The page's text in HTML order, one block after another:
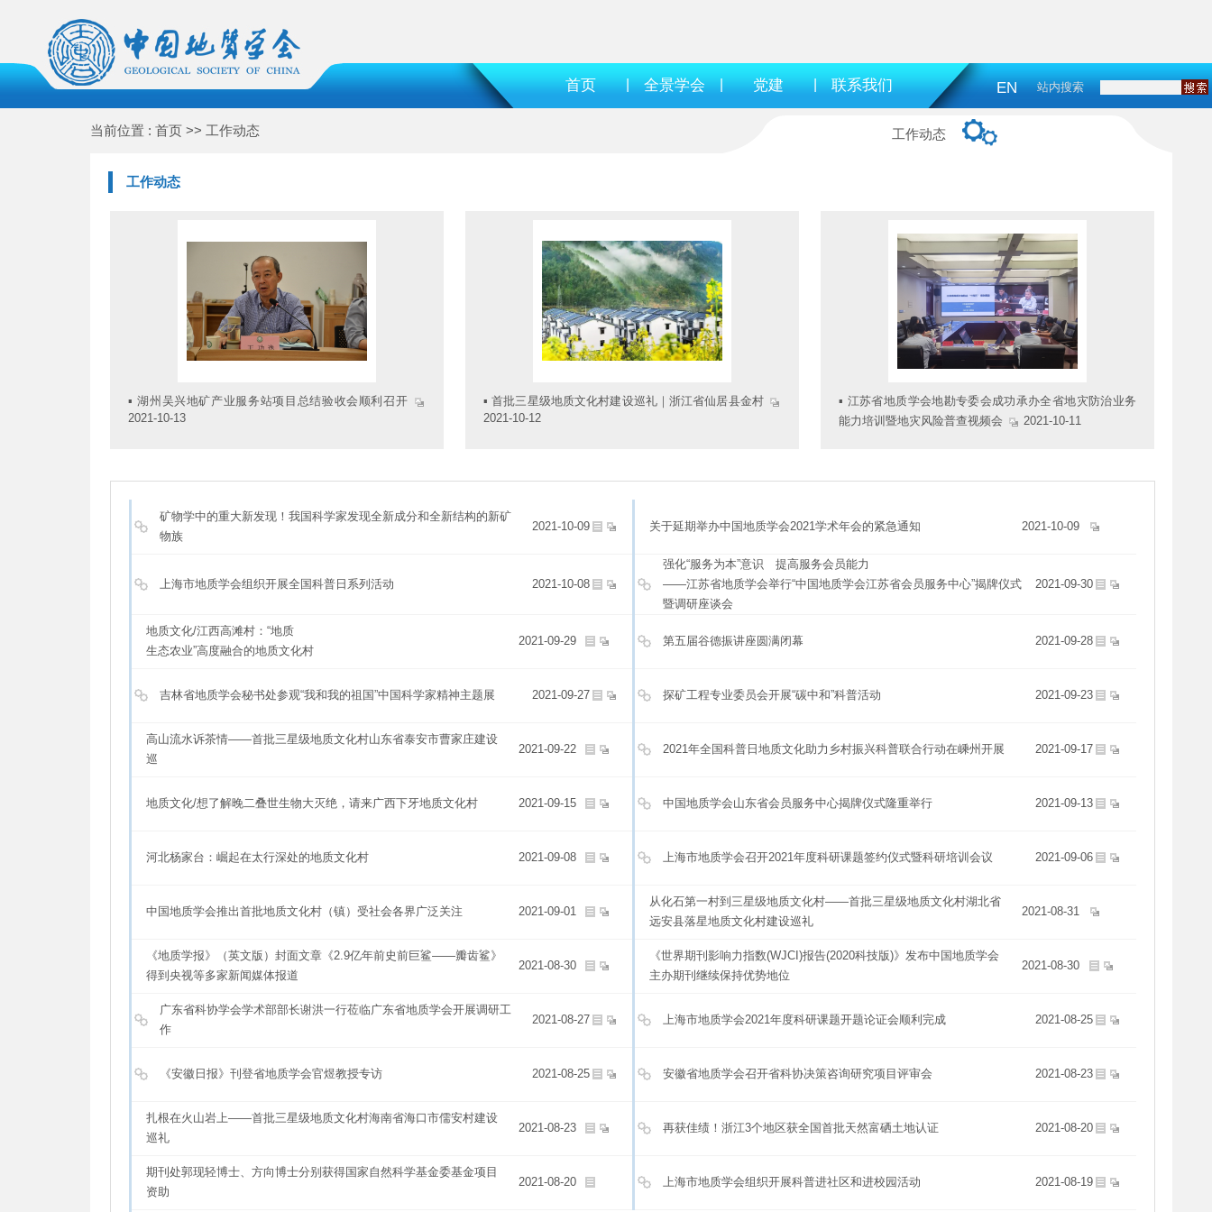
首页 | 全景学会 | 党建 | 联系我们 EN 站内搜索
当前位置 : 首页 >> 工作动态 工作动态
工作动态
▪湖州吴兴地矿产业服务站项目总结验收会顺利召开
2021-10-13
▪首批三星级地质文化村建设巡礼｜浙江省仙居县金村
2021-10-12
▪ 江苏省地质学会地勘专委会成功承办全省地灾防治业务
能力培训暨地灾风险普查视频会
2021-10-11
矿物学中的重大新发现！我国科学家发现全新成分和全新结构的新矿
物族
2021-10-09 关于延期举办中国地质学会2021学术年会的紧急通知 2021-10-09
上海市地质学会组织开展全国科普日系列活动 2021-10-08
强化“服务为本”意识 提高服务会员能力
——江苏省地质学会举行“中国地质学会江苏省会员服务中心”揭牌仪式
暨调研座谈会
2021-09-30
地质文化/江西高滩村：“地质
生态农业”高度融合的地质文化村
2021-09-29 第五届谷德振讲座圆满闭幕 2021-09-28
吉林省地质学会秘书处参观“我和我的祖国”中国科学家精神主题展 2021-09-27 探矿工程专业委员会开展“碳中和”科普活动 2021-09-23
高山流水诉茶情——首批三星级地质文化村山东省泰安市曹家庄建设
巡
2021-09-22 2021年全国科普日地质文化助力乡村振兴科普联合行动在嵊州开展 2021-09-17
地质文化/想了解晚二叠世生物大灭绝，请来广西下牙地质文化村 2021-09-15 中国地质学会山东省会员服务中心揭牌仪式隆重举行 2021-09-13
河北杨家台：崛起在太行深处的地质文化村 2021-09-08 上海市地质学会召开2021年度科研课题签约仪式暨科研培训会议 2021-09-06
中国地质学会推出首批地质文化村（镇）受社会各界广泛关注 2021-09-01
从化石第一村到三星级地质文化村——首批三星级地质文化村湖北省
远安县落星地质文化村建设巡礼
2021-08-31
《地质学报》（英文版）封面文章《2.9亿年前史前巨鲨——瓣齿鲨》
得到央视等多家新闻媒体报道
2021-08-30
《世界期刊影响力指数(WJCI)报告(2020科技版)》发布中国地质学会
主办期刊继续保持优势地位
2021-08-30
广东省科协学会学术部部长谢洪一行莅临广东省地质学会开展调研工
作
2021-08-27 上海市地质学会2021年度科研课题开题论证会顺利完成 2021-08-25
《安徽日报》刊登省地质学会官煜教授专访 2021-08-25 安徽省地质学会召开省科协决策咨询研究项目评审会 2021-08-23
扎根在火山岩上——首批三星级地质文化村海南省海口市儒安村建设
巡礼
2021-08-23 再获佳绩！浙江3个地区获全国首批天然富硒土地认证 2021-08-20
期刊处郭现轻博士、方向博士分别获得国家自然科学基金委基金项目
资助
2021-08-20 上海市地质学会组织开展科普进社区和进校园活动 2021-08-19